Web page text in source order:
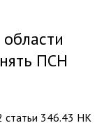
ПСН
статьи 346.43 НК